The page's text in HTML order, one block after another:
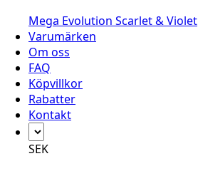
Mega Evolution Scarlet & Violet
Varumärken
Om oss
FAQ
Köpvillkor
Rabatter
Kontakt
SEK